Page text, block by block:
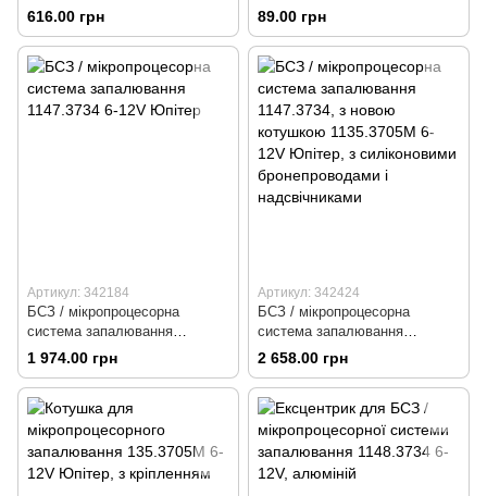
616.00 грн
запалювання 1148.3734 6-12V
Планета
89.00 грн
Артикул: 342184
БСЗ / мікропроцесорна
система запалювання
1147.3734 6-12V Юпітер
1 974.00 грн
Артикул: 342424
БСЗ / мікропроцесорна
система запалювання
1147.3734, з новою котушкою
1135.3705М 6-12V Юпітер, з
силіконовими
бронепроводами і
надсвічниками
2 658.00 грн